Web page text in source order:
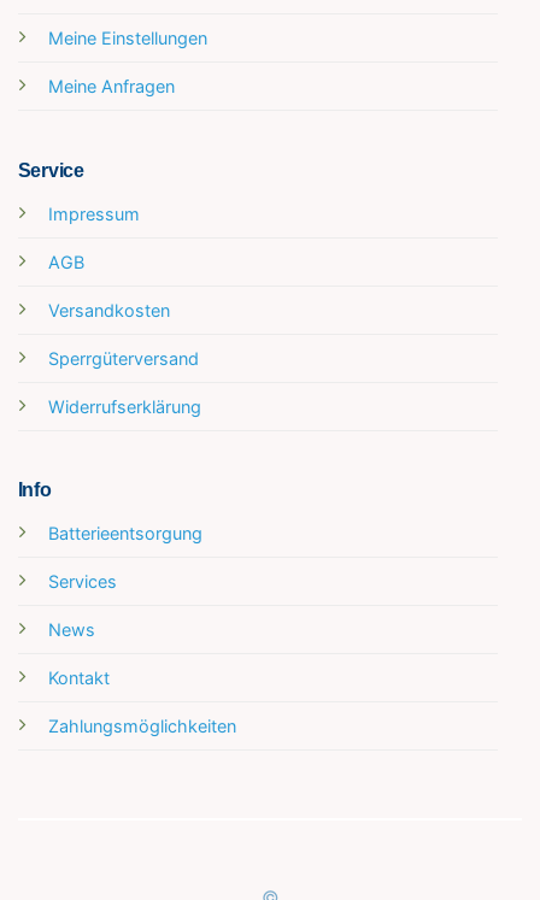
Meine Einstellungen
Meine Anfragen
Service
Impressum
AGB
Versandkosten
Sperrgüterversand
Widerrufserklärung
Info
Batterieentsorgung
Services
News
Kontakt
Zahlungsmöglichkeiten